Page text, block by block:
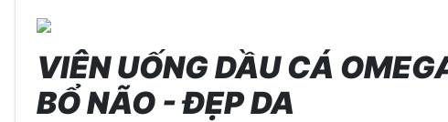
VIÊN UỐNG DẦU CÁ
BỔ NÃO - ĐẸP DA